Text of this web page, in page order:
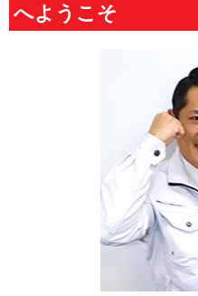
へようこそ